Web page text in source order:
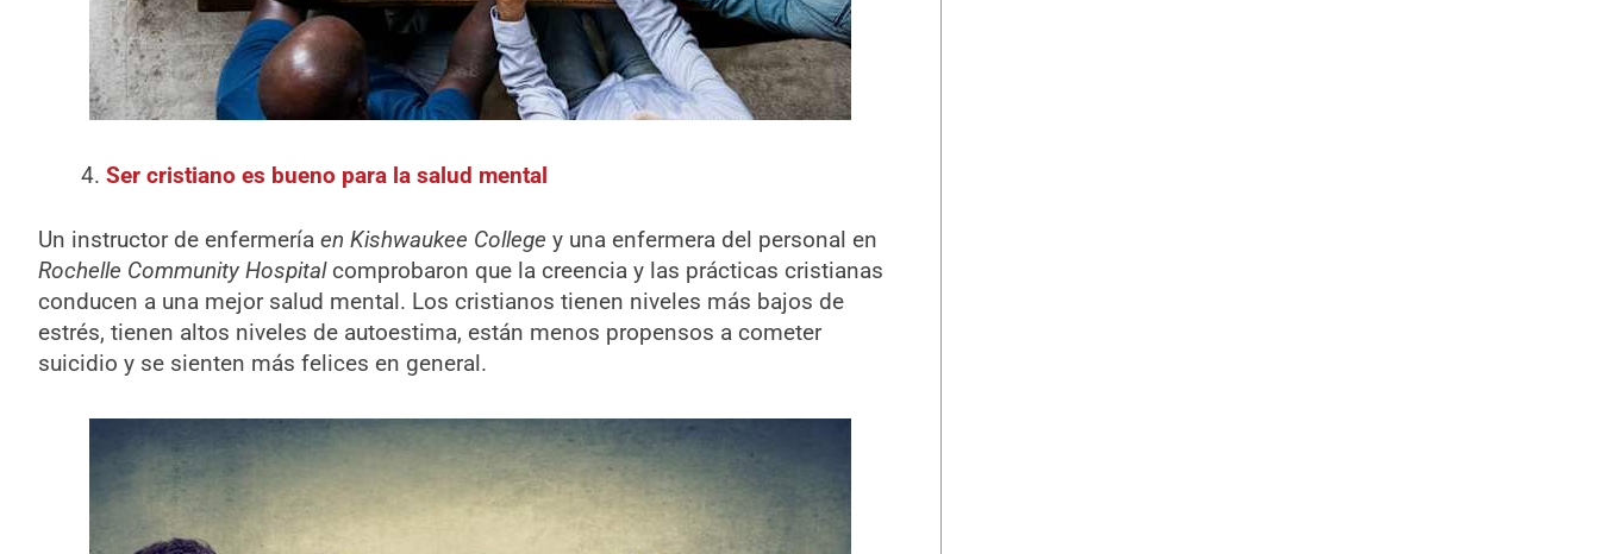
Ser cristiano es bueno para la salud mental
Un instructor de enfermería en Kishwaukee College y una enfermera del personal en
Rochelle Community Hospitalcomprobaron que la creencia y las prácticas cristianas
conducen a una mejor salud mental. Los cristianos tienen niveles más bajos de
estrés, tienen altos niveles de autoestima, están menos propensos a cometer
suicidio y se sienten más felices en general.